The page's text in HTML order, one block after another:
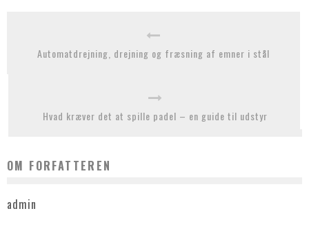
Automatdrejning, drejning og fræsning af emner i stål
Hvad kræver det at spille padel – en guide til udstyr
OM FORFATTEREN
admin